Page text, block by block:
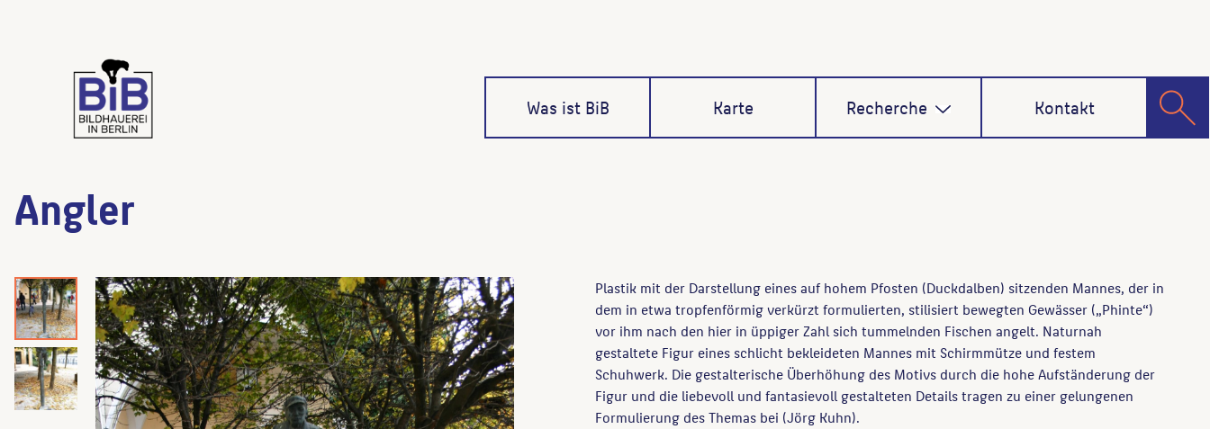
Was ist BiB Karte Recherche Kontakt
Angler
Plastik mit der Darstellung eines auf hohem Pfosten (Duckdalben) sitzenden Mannes, der in
dem in etwa tropfenförmig verkürzt formulierten, stilisiert bewegten Gewässer („Phinte“)
vor ihm nach den hier in üppiger Zahl sich tummelnden Fischen angelt. Naturnah
gestaltete Figur eines schlicht bekleideten Mannes mit Schirmmütze und festem
Schuhwerk. Die gestalterische Überhöhung des Motivs durch die hohe Aufständerung der
Figur und die liebevoll und fantasievoll gestalteten Details tragen zu einer gelungenen
Formulierung des Themas bei (Jörg Kuhn).